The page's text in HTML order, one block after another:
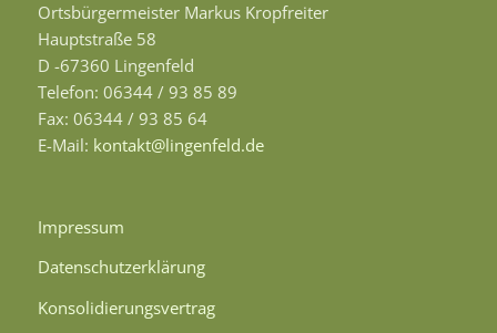
Ortsbürgermeister Markus Kropfreiter
Hauptstraße 58
D -67360 Lingenfeld
Telefon: 06344 / 93 85 89
Fax: 06344 / 93 85 64
E-Mail: kontakt@lingenfeld.de
Impressum
Datenschutzerklärung
Konsolidierungsvertrag